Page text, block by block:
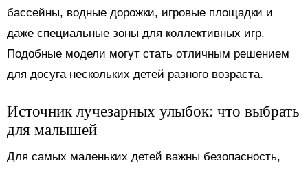
бассейны, водные дорожки, игровые площадки и
даже специальные зоны для коллективных игр.
Подобные модели могут стать отличным решением
для досуга нескольких детей разного возраста.
Источник лучезарных улыбок: что выбрать
для малышей
Для самых маленьких детей важны безопасность,